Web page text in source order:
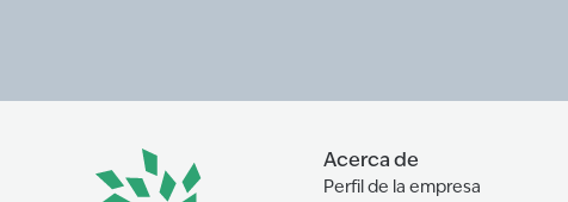
Acerca de
Perfil de la empresa